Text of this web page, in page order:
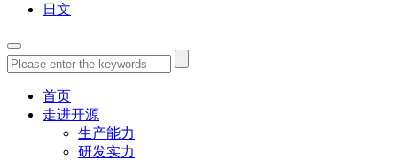
日文
首页
走进开源
生产能力
研发实力